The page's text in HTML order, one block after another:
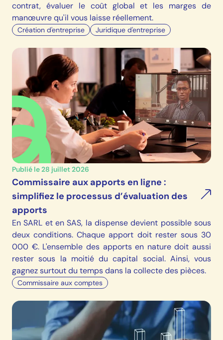
contrat, évaluer le coût global et les marges de
manœuvre qu'il vous laisse réellement.
Création d'entreprise Juridique d'entreprise
Publié le 28 juillet 2026
Commissaire aux apports en ligne :
simplifiez le processus d’évaluation des
apports
En SARL et en SAS, la dispense devient possible sous
deux conditions. Chaque apport doit rester sous 30
000 €. L'ensemble des apports en nature doit aussi
rester sous la moitié du capital social. Ainsi, vous
gagnez surtout du temps dans la collecte des pièces.
Commissaire aux comptes